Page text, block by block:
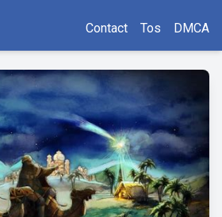
Contact Tos DMCA